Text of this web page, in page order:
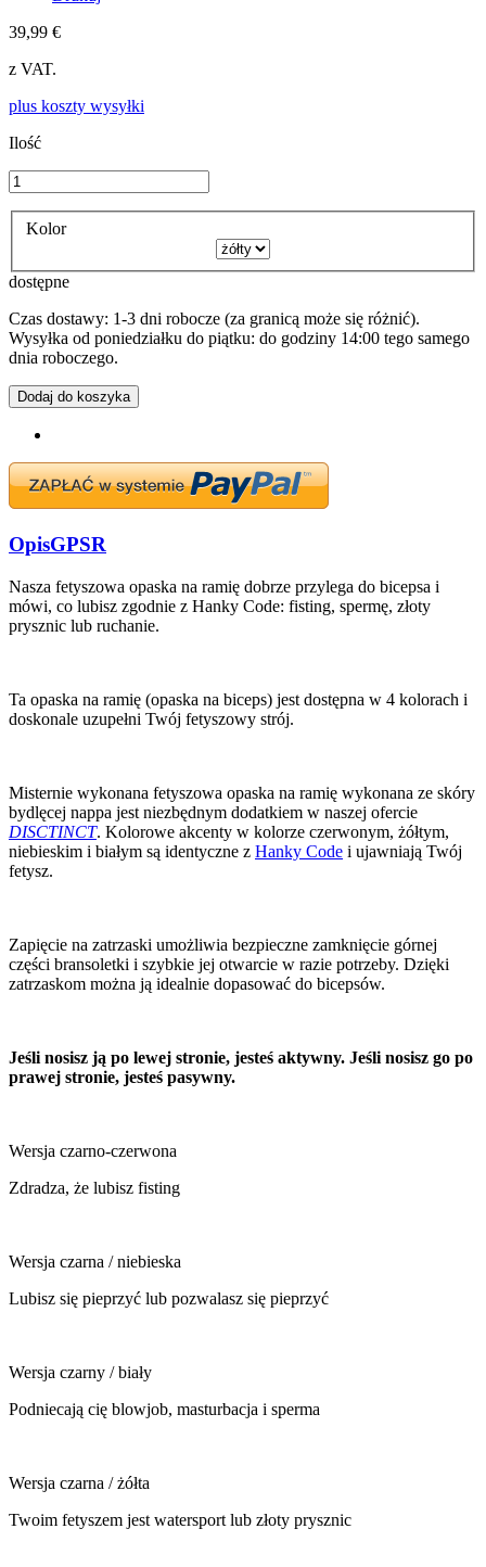
39,99 €
z VAT.
plus koszty wysyłki
Ilość
Kolor
dostępne
Czas dostawy: 1-3 dni robocze (za granicą może się różnić).
Wysyłka od poniedziałku do piątku: do godziny 14:00 tego samego
dnia roboczego.
Dodaj do koszyka
OpisGPSR
Nasza fetyszowa opaska na ramię dobrze przylega do bicepsa i
mówi, co lubisz zgodnie z Hanky Code: fisting, spermę, złoty
prysznic lub ruchanie.
Ta opaska na ramię (opaska na biceps) jest dostępna w 4 kolorach i
doskonale uzupełni Twój fetyszowy strój.
Misternie wykonana fetyszowa opaska na ramię wykonana ze skóry
bydlęcej nappa jest niezbędnym dodatkiem w naszej ofercie
DISCTINCT. Kolorowe akcenty w kolorze czerwonym, żółtym,
niebieskim i białym są identyczne z Hanky Code i ujawniają Twój
fetysz.
Zapięcie na zatrzaski umożliwia bezpieczne zamknięcie górnej
części bransoletki i szybkie jej otwarcie w razie potrzeby. Dzięki
zatrzaskom można ją idealnie dopasować do bicepsów.
Jeśli nosisz ją po lewej stronie, jesteś aktywny. Jeśli nosisz go po
prawej stronie, jesteś pasywny.
Wersja czarno-czerwona
Zdradza, że lubisz fisting
Wersja czarna / niebieska
Lubisz się pieprzyć lub pozwalasz się pieprzyć
Wersja czarny / biały
Podniecają cię blowjob, masturbacja i sperma
Wersja czarna / żółta
Twoim fetyszem jest watersport lub złoty prysznic